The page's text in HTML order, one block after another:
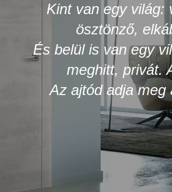
Kint van egy világ:
ösztönző,
És belül is van egy
meghitt, privát.
Az ajtód adja meg